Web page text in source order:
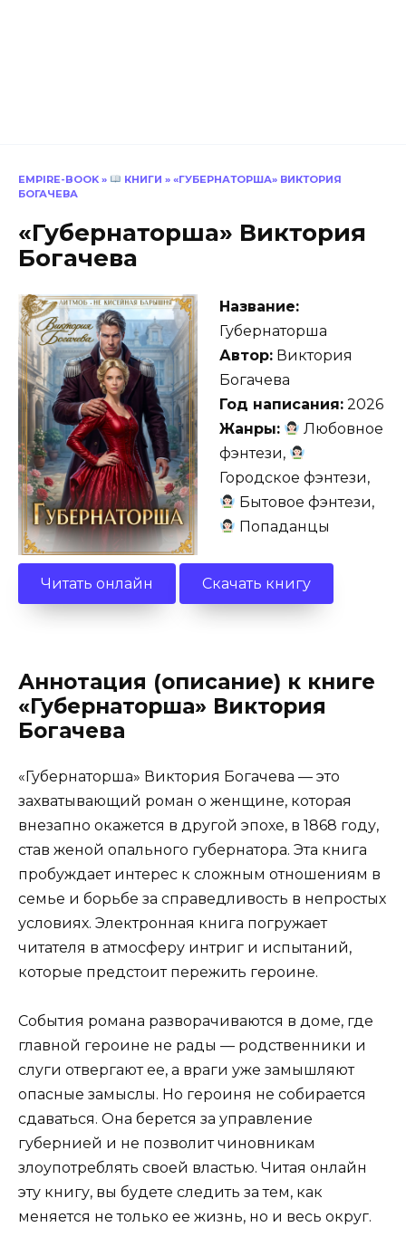
EMPIRE-BOOK » КНИГИ » «ГУБЕРНАТОРША» ВИКТОРИЯ
БОГАЧЕВА
«Губернаторша» Виктория
Богачева
Название:
Губернаторша
Автор: Виктория
Богачева
Год написания: 2026
Жанры:
Любовное
фэнтези,
Городское фэнтези,
Бытовое фэнтези,
Попаданцы
Читать онлайн Скачать книгу
Аннотация (описание) к книге
«Губернаторша» Виктория
Богачева
«Губернаторша» Виктория Богачева — это
захватывающий роман о женщине, которая
внезапно окажется в другой эпохе, в 1868 году,
став женой опального губернатора. Эта книга
пробуждает интерес к сложным отношениям в
семье и борьбе за справедливость в непростых
условиях. Электронная книга погружает
читателя в атмосферу интриг и испытаний,
которые предстоит пережить героине.
События романа разворачиваются в доме, где
главной героине не рады — родственники и
слуги отвергают ее, а враги уже замышляют
опасные замыслы. Но героиня не собирается
сдаваться. Она берется за управление
губернией и не позволит чиновникам
злоупотреблять своей властью. Читая онлайн
эту книгу, вы будете следить за тем, как
меняется не только ее жизнь, но и весь округ.